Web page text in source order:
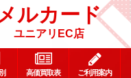
ルカード
ユニアリEC店
高価買取表 ご利用案内